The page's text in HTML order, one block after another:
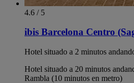
4.6 / 5
ibis Barcelona Centro
Hotel situado a 2 minutos
Hotel situado a 20 minutos
Rambla (10 minutos en metro)